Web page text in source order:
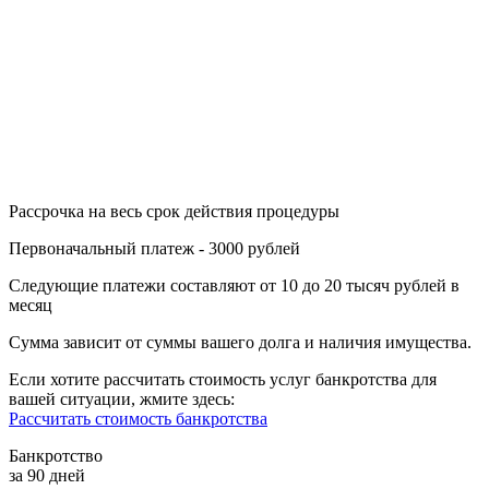
Рассрочка на весь срок действия процедуры
Первоначальный платеж - 3000 рублей
Следующие платежи составляют от 10 до 20 тысяч рублей в
месяц
Сумма зависит от суммы вашего долга и наличия имущества.
Если хотите рассчитать стоимость услуг банкротства для
вашей ситуации, жмите здесь:
Рассчитать стоимость банкротства
Банкротство
за 90 дней